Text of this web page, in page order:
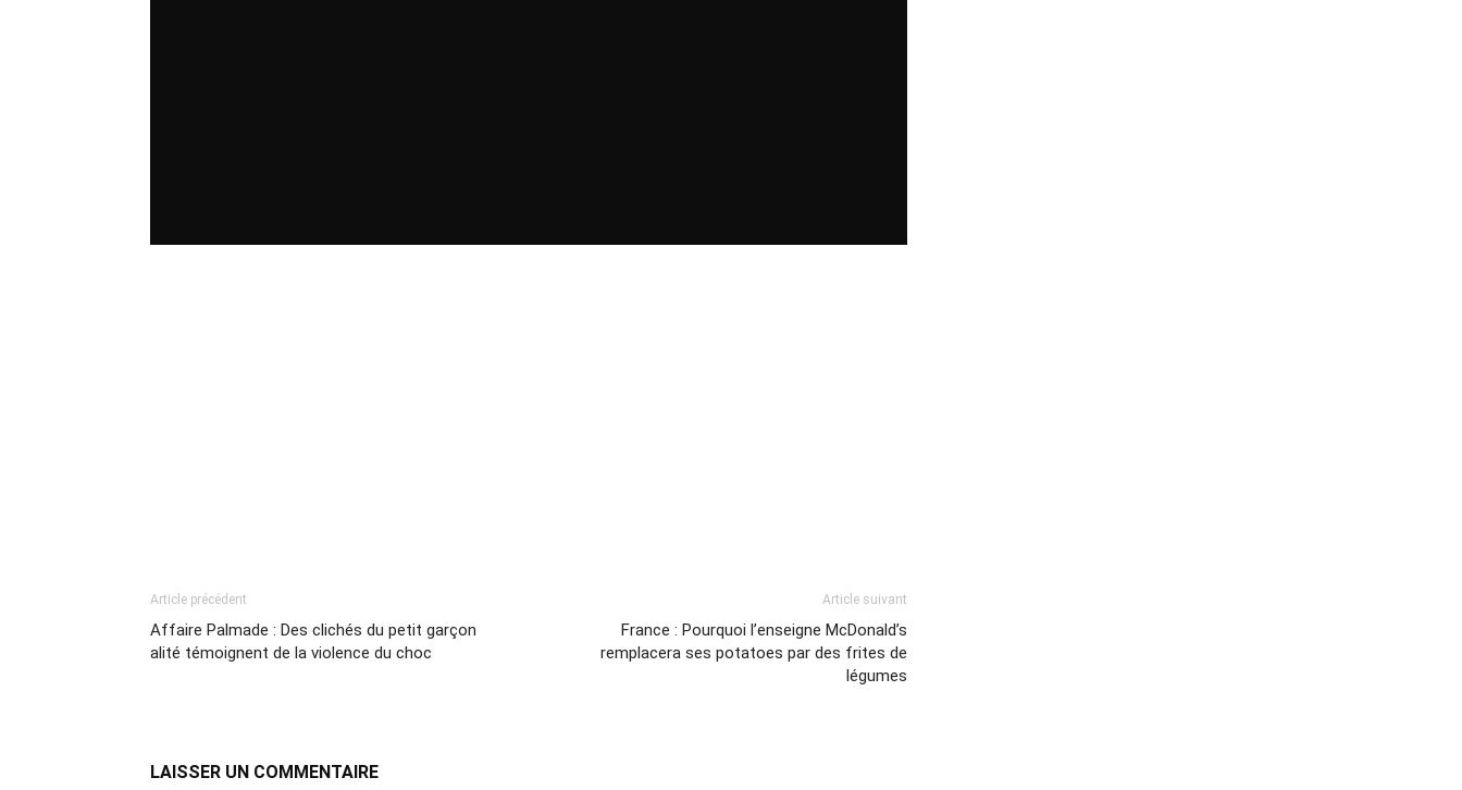
Article précédent
Affaire Palmade : Des clichés du petit garçon
alité témoignent de la violence du choc
Article suivant
France : Pourquoi l’enseigne McDonald’s
remplacera ses potatoes par des frites de
légumes
LAISSER UN COMMENTAIRE